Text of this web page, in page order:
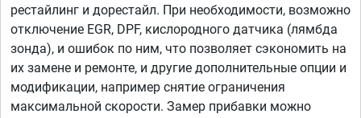
рестайлинг и дорестайл. При необходимости, возможно
отключение EGR, DPF, кислородного датчика (лямбда
зонда), и ошибок по ним, что позволяет сэкономить на
их замене и ремонте, и другие дополнительные опции и
модификации, например снятие ограничения
максимальной скорости. Замер прибавки можно